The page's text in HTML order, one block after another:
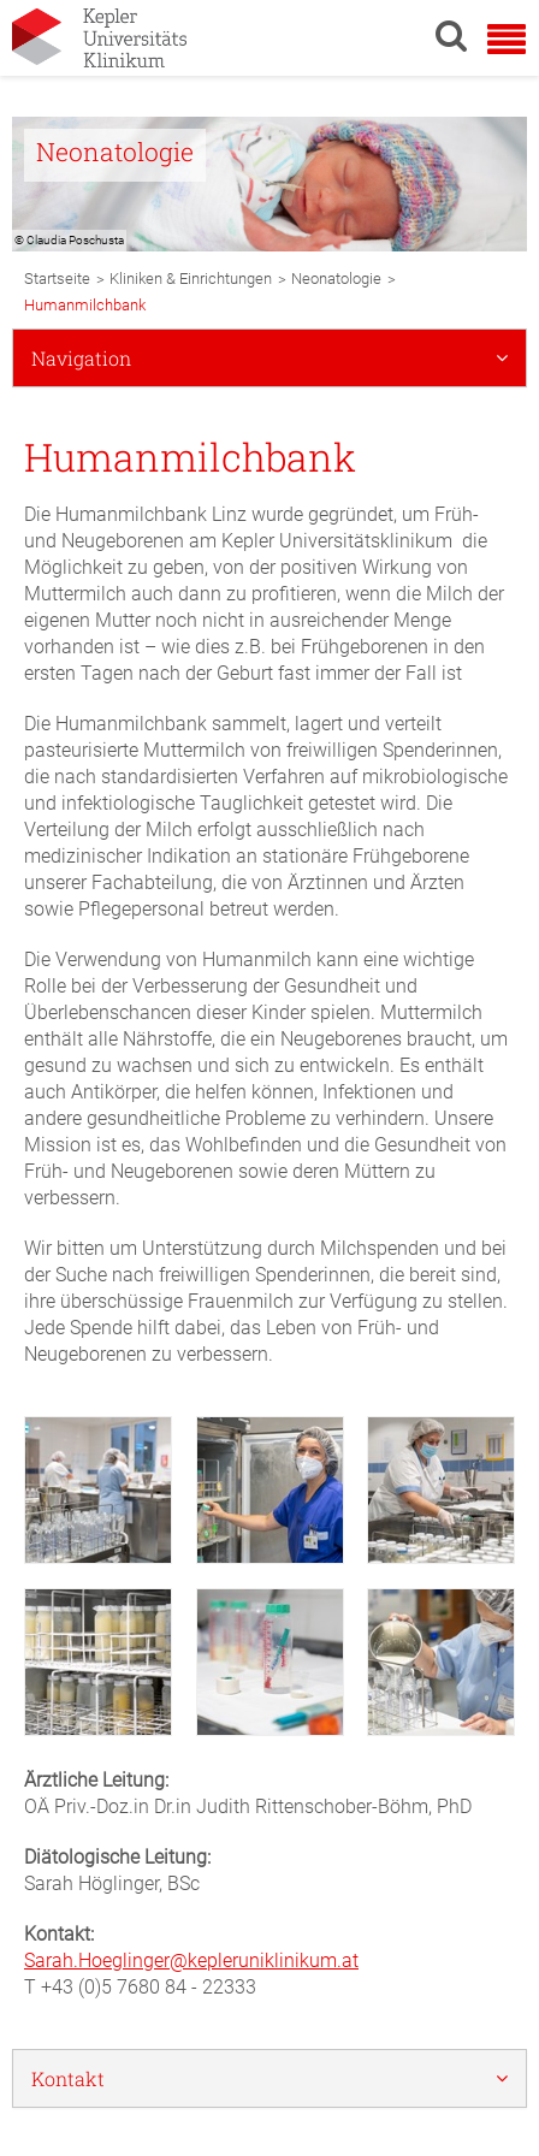
Neonatologie
© Claudia Poschusta
Breadcrumb
Navigation
Startseite > Kliniken & Einrichtungen > Neonatologie >
Humanmilchbank
Subnavigation
Mobile
Navigation
Humanmilchbank
Die Humanmilchbank Linz wurde gegründet, um Früh-
und Neugeborenen am Kepler Universitätsklinikum die
Möglichkeit zu geben, von der positiven Wirkung von
Muttermilch auch dann zu profitieren, wenn die Milch der
eigenen Mutter noch nicht in ausreichender Menge
vorhanden ist – wie dies z.B. bei Frühgeborenen in den
ersten Tagen nach der Geburt fast immer der Fall ist
Die Humanmilchbank sammelt, lagert und verteilt
pasteurisierte Muttermilch von freiwilligen Spenderinnen,
die nach standardisierten Verfahren auf mikrobiologische
und infektiologische Tauglichkeit getestet wird. Die
Verteilung der Milch erfolgt ausschließlich nach
medizinischer Indikation an stationäre Frühgeborene
unserer Fachabteilung, die von Ärztinnen und Ärzten
sowie Pflegepersonal betreut werden.
Die Verwendung von Humanmilch kann eine wichtige
Rolle bei der Verbesserung der Gesundheit und
Überlebenschancen dieser Kinder spielen. Muttermilch
enthält alle Nährstoffe, die ein Neugeborenes braucht, um
gesund zu wachsen und sich zu entwickeln. Es enthält
auch Antikörper, die helfen können, Infektionen und
andere gesundheitliche Probleme zu verhindern. Unsere
Mission ist es, das Wohlbefinden und die Gesundheit von
Früh- und Neugeborenen sowie deren Müttern zu
verbessern.
Wir bitten um Unterstützung durch Milchspenden und bei
der Suche nach freiwilligen Spenderinnen, die bereit sind,
ihre überschüssige Frauenmilch zur Verfügung zu stellen.
Jede Spende hilft dabei, das Leben von Früh- und
Neugeborenen zu verbessern.
Ärztliche Leitung:
OÄ Priv.-Doz.in Dr.in Judith Rittenschober-Böhm, PhD
Diätologische Leitung:
Sarah Höglinger, BSc
Kontakt:
Sarah.Hoeglinger@kepleruniklinikum.at
T +43 (0)5 7680 84 - 22333
Kontakt